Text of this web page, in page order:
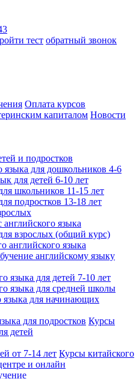
тест обратный звонок
Оплата курсов
капиталом Новости
и подростков
языка для дошкольников 4-6
для детей 6-10 лет
школьников 11-15 лет
подростков 13-18 лет
языка
взрослых (общий курс)
английского языка
английскому языку
языка для детей 7-10 лет
языка для средней школы
языка для начинающих
для подростков Курсы
детей
от 7-14 лет Курсы китайского
и онлайн